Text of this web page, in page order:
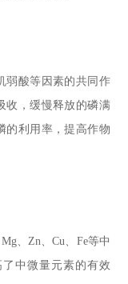
弱酸等因素的共同作
收，缓慢释放的磷满
的利用率，提高作物
、Zn、Cu、Fe等中
中微量元素的有效